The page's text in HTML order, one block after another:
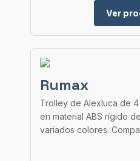
Ver
Rumax
Trolley de Alexluca de
en material ABS rígido
variados colores.